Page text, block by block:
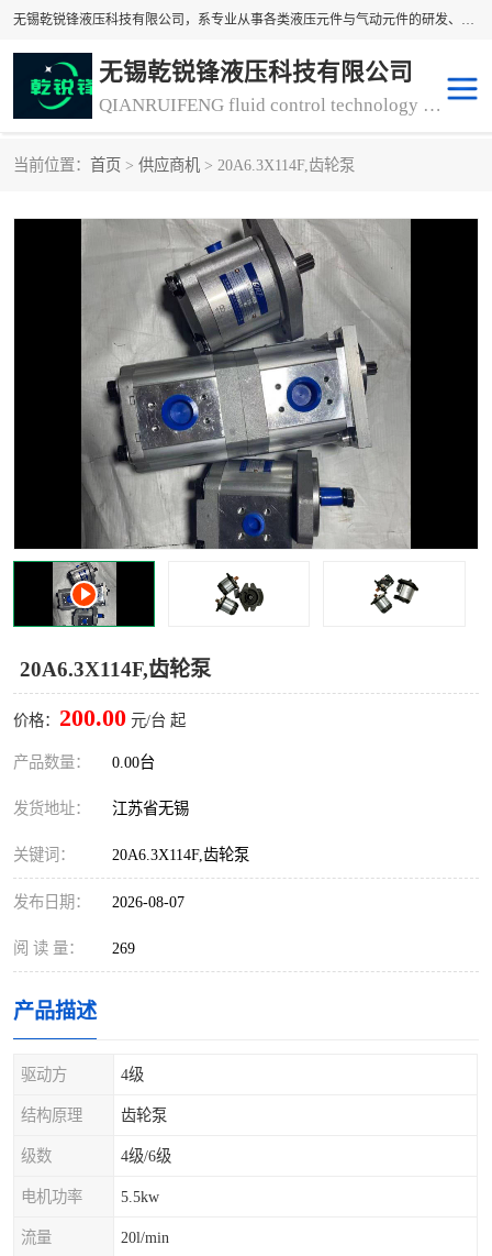
无锡乾锐锋液压科技有限公司，系专业从事各类液压元件与气动元件的研发、生产和销售业务为一体的生产型齿轮泵厂家、液压齿轮泵厂家。主要生产销售风冷式冷却器、液压油风冷却器，冷却器厂家直销、齿轮泵型号、齿轮泵厂家排名详情可来电咨询！
无锡乾锐锋液压科技有限公司
QIANRUIFENG fluid control technology co. LTD
当前位置： 首页 > 供应商机 > 20A6.3X114F,齿轮泵
20A6.3X114F,齿轮泵
价格： 200.00 元/台 起
产品数量： 0.00台
发货地址： 江苏省无锡
关键词： 20A6.3X114F,齿轮泵
发布日期： 2026-08-07
阅 读 量： 269
产品描述
驱动方 4级
结构原理 齿轮泵
级数 4级/6级
电机功率 5.5kw
流量 20l/min
冷却器厂家直销 过滤器
离合器、制动器 气动元器件
齿轮泵厂家